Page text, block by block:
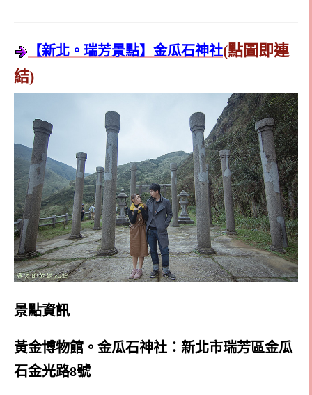
【新北。瑞芳景點】金瓜石神社(點圖即連
結)
景點資訊
黃金博物館。金瓜石神社：新北市瑞芳區金瓜
石金光路8號